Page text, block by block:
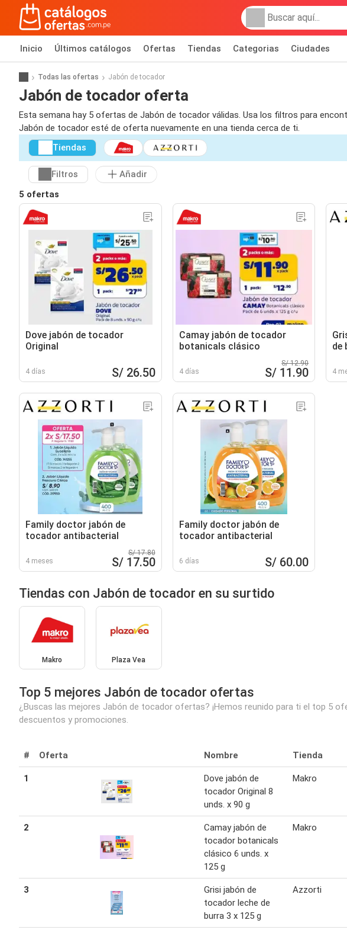
Inicio Últimos catálogos Ofertas Tiendas Categorias Ciudades
Todas las ofertas Jabón de tocador
Jabón de tocador oferta
Esta semana hay 5 ofertas de Jabón de tocador válidas. Usa los filtros para
Jabón de tocador esté de oferta nuevamente en una tienda cerca de ti.
Tiendas
Filtros
Añadir
5 ofertas
Dove jabón de tocador
Original
4 días S/ 26.50
Camay jabón de tocador
botanicals clásico
4 días
S/ 12.90
S/ 11.90
de
4
Family doctor jabón de
tocador antibacterial
4 meses
S/ 17.80
S/ 17.50
Family doctor jabón de
tocador antibacterial
6 días S/ 60.00
Tiendas con Jabón de tocador en su surtido
Makro Plaza Vea
Top 5 mejores Jabón de tocador ofertas
¿Buscas las mejores Jabón de tocador ofertas? ¡Hemos reunido para ti el top 5
descuentos y promociones.
# Oferta Nombre Tienda
1
Dove jabón de
tocador Original 8
unds. x 90 g
Makro
2
Camay jabón de
tocador botanicals
clásico 6 unds. x
125 g
Makro
3
Grisi jabón de
tocador leche de
burra 3 x 125 g
Azzorti